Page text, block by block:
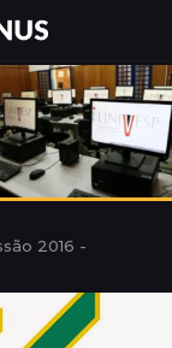
2016 -